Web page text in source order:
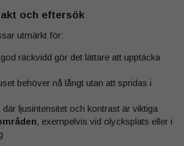
och eftersök
utmärkt för:
räckvidd gör det lättare att upptäcka
behöver nå långt utan att spridas i
, där ljusintensitet och kontrast är viktiga
, exempelvis vid olycksplats eller i